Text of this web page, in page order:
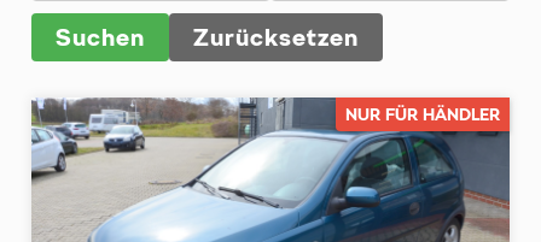
Zurücksetzen
NUR FÜR HÄNDLER